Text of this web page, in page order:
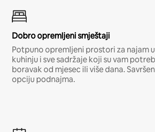
Dobro opremljeni smještaji
Potpuno opremljeni prostori za najam
kuhinju i sve sadržaje koji su vam
boravak od mjesec ili više dana.
opciju podnajma.